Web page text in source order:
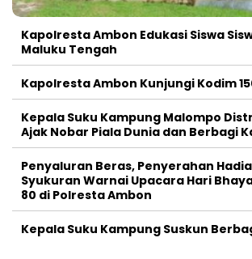
Kapolresta Ambon Edukasi Siswa
Maluku Tengah
Kapolresta Ambon Kunjungi Kodim
Kepala Suku Kampung Malompo
Ajak Nobar Piala Dunia dan Berbagi
Penyaluran Beras, Penyerahan
Syukuran Warnai Upacara Hari
80 di Polresta Ambon
Kepala Suku Kampung Suskun